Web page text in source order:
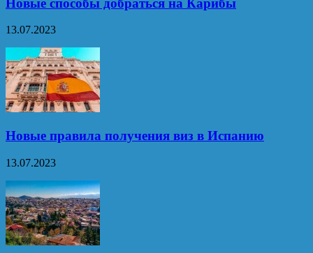
Новые способы добраться на Карибы
13.07.2023
Новые правила получения виз в Испанию
13.07.2023